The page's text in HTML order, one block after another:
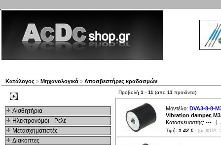
Κατάλογος » Μηχανολογικά » Αποσβεστήρες κραδασμών
Αισθητήρια
Ηλεκτρονόμοι - Ρελέ
Μετασχηματιστές
Διακόπτες
Προβολή 1 - 11 (απο 11 προιόντα)
Μοντέλο: DVA3-8-8-
Vibration damper,
Κατασκευαστής: --- |
Τιμή: 1.42 € - (με ΦΠΑ: